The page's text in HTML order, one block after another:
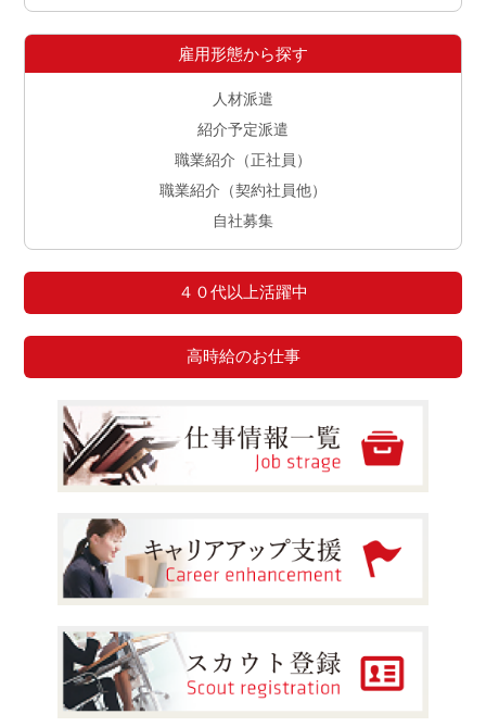
雇用形態から探す
人材派遣
紹介予定派遣
職業紹介（正社員）
職業紹介（契約社員他）
自社募集
４０代以上活躍中
高時給のお仕事